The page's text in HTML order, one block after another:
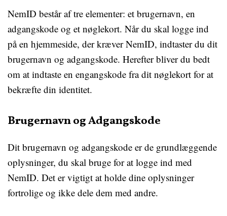
NemID består af tre elementer: et brugernavn, en
adgangskode og et nøglekort. Når du skal logge ind
på en hjemmeside, der kræver NemID, indtaster du dit
brugernavn og adgangskode. Herefter bliver du bedt
om at indtaste en engangskode fra dit nøglekort for at
bekræfte din identitet.
Brugernavn og Adgangskode
Dit brugernavn og adgangskode er de grundlæggende
oplysninger, du skal bruge for at logge ind med
NemID. Det er vigtigt at holde dine oplysninger
fortrolige og ikke dele dem med andre.